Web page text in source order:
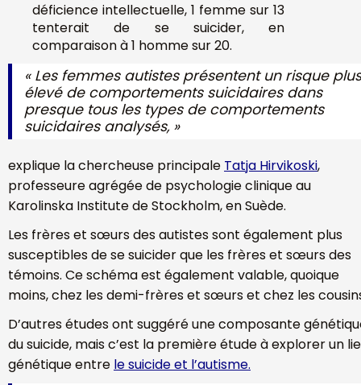
déficience intellectuelle, 1 femme sur 13
tenterait de se suicider, en
comparaison à 1 homme sur 20.
«Les femmes autistes présentent un risque plus
élevé de comportements suicidaires dans
presque tous les types de comportements
suicidaires analysés,»
explique la chercheuse principale Tatja Hirvikoski,
professeure agrégée de psychologie clinique au
Karolinska Institute de Stockholm, en Suède.
Les frères et sœurs des autistes sont également plus
susceptibles de se suicider que les frères et sœurs des
témoins. Ce schéma est également valable, quoique
moins, chez les demi-frères et sœurs et chez les
D’autres études ont suggéré une composante
du suicide, mais c’est la première étude à explorer un
génétique entre le suicide et l’autisme.